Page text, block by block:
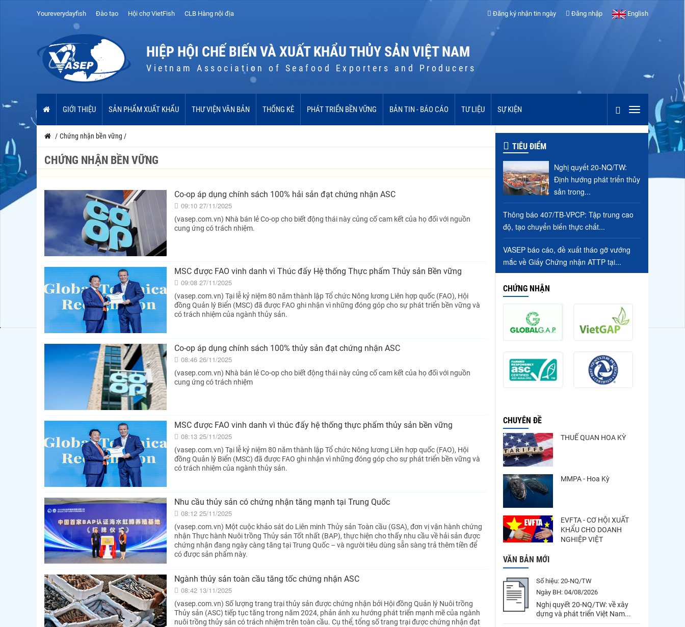
Youreverydayfish Đào tạo Hội chợ VietFish CLB Hàng nội địa Đăng ký nhận tin ngày Đăng nhập English
HIỆP HỘI CHẾ BIẾN VÀ XUẤT KHẨU THỦY SẢN VIỆT NAM
Vietnam Association of Seafood Exporters and Producers
GIỚI THIỆU SẢN PHẨM XUẤT KHẨU THƯ VIỆN VĂN BẢN THỐNG KÊ PHÁT TRIỂN BỀN VỮNG BẢN TIN - BÁO CÁO TƯ LIỆU SỰ KIỆN
/ Chứng nhận bền vững /
CHỨNG NHẬN BỀN VỮNG
Co-op áp dụng chính sách 100% hải sản đạt chứng nhận ASC
09:10 27/11/2025
(vasep.com.vn) Nhà bán lẻ Co-op cho biết động thái này củng cố cam kết của họ đối với nguồn
cung ứng có trách nhiệm.
MSC được FAO vinh danh vì Thúc đẩy Hệ thống Thực phẩm Thủy sản Bền vững
09:08 27/11/2025
(vasep.com.vn) Tại lễ kỷ niệm 80 năm thành lập Tổ chức Nông lương Liên hợp quốc (FAO), Hội
đồng Quản lý Biển (MSC) đã được FAO ghi nhận vì những đóng góp cho sự phát triển bền vững và
có trách nhiệm của ngành thủy sản.
Co-op áp dụng chính sách 100% thủy sản đạt chứng nhận ASC
08:46 26/11/2025
(vasep.com.vn) Nhà bán lẻ Co-op cho biết động thái này củng cố cam kết của họ đối với nguồn
cung ứng có trách nhiệm
MSC được FAO vinh danh vì thúc đẩy hệ thống thực phẩm thủy sản bền vững
08:13 25/11/2025
(vasep.com.vn) Tại lễ kỷ niệm 80 năm thành lập Tổ chức Nông lương Liên hợp quốc (FAO), Hội
đồng Quản lý Biển (MSC) đã được FAO ghi nhận vì những đóng góp cho sự phát triển bền vững và
có trách nhiệm của ngành thủy sản.
Nhu cầu thủy sản có chứng nhận tăng mạnh tại Trung Quốc
08:12 25/11/2025
(vasep.com.vn) Một cuộc khảo sát do Liên minh Thủy sản Toàn cầu (GSA), đơn vị vận hành chứng
nhận Thực hành Nuôi trồng Thủy sản Tốt nhất (BAP), thực hiện cho thấy nhu cầu về hải sản được
chứng nhận đang ngày càng tăng tại Trung Quốc – và người tiêu dùng sẵn sàng trả thêm tiền để
có được sản phẩm này.
Ngành thủy sản toàn cầu tăng tốc chứng nhận ASC
08:42 13/11/2025
(vasep.com.vn) Số lượng trang trại thủy sản được chứng nhận bởi Hội đồng Quản lý Nuôi trồng
Thủy sản (ASC) tiếp tục tăng trong năm 2024, phản ánh xu hướng phát triển mạnh mẽ của ngành
nuôi trồng thủy sản có trách nhiệm trên toàn cầu. Cụ thể, tổng số trang trại được chứng nhận đạt
TIÊU ĐIỂM
Nghị quyết 20-NQ/TW:
Định hướng phát triển thủy
sản trong...
Thông báo 407/TB-VPCP: Tập trung cao
độ, tạo chuyển biến thực chất...
VASEP báo cáo, đề xuất tháo gỡ vướng
mắc về Giấy Chứng nhận ATTP tại...
CHỨNG NHẬN
CHUYÊN ĐỀ
THUẾ QUAN HOA KỲ
MMPA - Hoa Kỳ
EVFTA - CƠ HỘI XUẤT
KHẨU CHO DOANH
NGHIỆP VIỆT
VĂN BẢN MỚI
Số hiệu: 20-NQ/TW
Ngày BH: 04/08/2026
Nghị quyết 20-NQ/TW: về xây
dựng và phát triển Việt Nam...